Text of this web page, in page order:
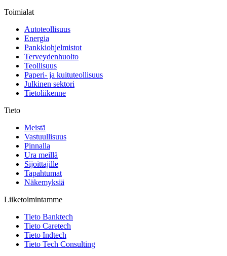
Toimialat
Autoteollisuus
Energia
Pankkiohjelmistot
Terveydenhuolto
Teollisuus
Paperi- ja kuituteollisuus
Julkinen sektori
Tietoliikenne
Tieto
Meistä
Vastuullisuus
Pinnalla
Ura meillä
Sijoittajille
Tapahtumat
Näkemyksiä
Liiketoimintamme
Tieto Banktech
Tieto Caretech
Tieto Indtech
Tieto Tech Consulting